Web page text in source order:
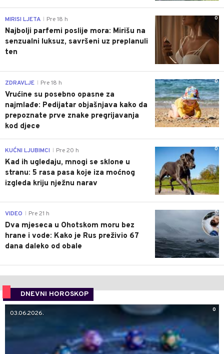
0
MIRISI LJETA Pre 18 h
Najbolji parfemi poslije mora: Mirišu na
senzualni luksuz, savršeni uz preplanuli
ten
0
ZDRAVLJE Pre 18 h
Vrućine su posebno opasne za
najmlađe: Pedijatar objašnjava kako da
prepoznate prve znake pregrijavanja
kod djece
0
KUĆNI LJUBIMCI Pre 20 h
Kad ih ugledaju, mnogi se sklone u
stranu: 5 rasa pasa koje iza moćnog
izgleda kriju nježnu narav
0
VIDEO Pre 21 h
Dva mjeseca u Ohotskom moru bez
hrane i vode: Kako je Rus preživio 67
dana daleko od obale
DNEVNI HOROSKOP
0
03.06.2026.